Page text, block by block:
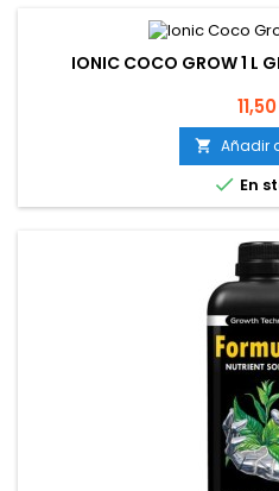
IONIC COCO GROW 1 L
 Añadir
 En